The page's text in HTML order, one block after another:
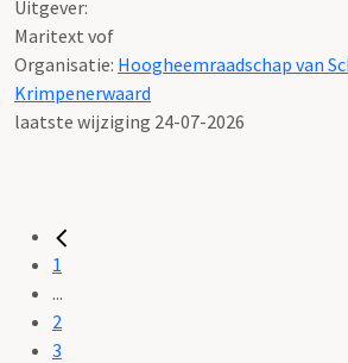
Uitgever:
Maritext vof
Organisatie: Hoogheemraadschap van
Krimpenerwaard
laatste wijziging 24-07-2026
1
...
2
3